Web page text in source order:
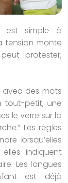
est simple à
tension monte
protester,
avec des mots
tout-petit, une
le verre sur la
Les règles
lorsqu’elles
indiquent
Les longues
est déjà